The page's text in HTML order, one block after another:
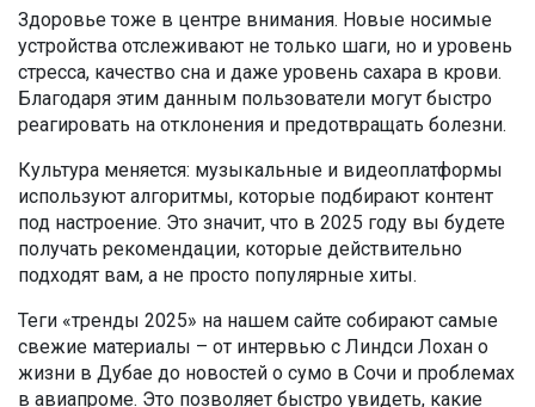
Здоровье тоже в центре внимания. Новые носимые
устройства отслеживают не только шаги, но и уровень
стресса, качество сна и даже уровень сахара в крови.
Благодаря этим данным пользователи могут быстро
реагировать на отклонения и предотвращать болезни.
Культура меняется: музыкальные и видеоплатформы
используют алгоритмы, которые подбирают контент
под настроение. Это значит, что в 2025 году вы будете
получать рекомендации, которые действительно
подходят вам, а не просто популярные хиты.
Теги «тренды 2025» на нашем сайте собирают самые
свежие материалы – от интервью с Линдси Лохан о
жизни в Дубае до новостей о сумо в Сочи и проблемах
в авиапроме. Это позволяет быстро увидеть, какие